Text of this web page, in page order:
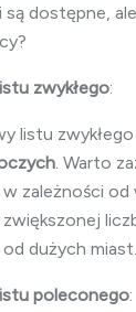
są dostępne,
zwykłego:
listu
. Warto
zależności od
dużych miast.
poleconego: